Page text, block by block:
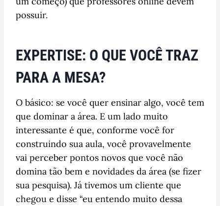
possuir.
EXPERTISE: O QUE VOCÊ TRAZ
PARA A MESA?
O básico: se você quer ensinar algo, você tem
que dominar a área. E um lado muito
interessante é que, conforme você for
construindo sua aula, você provavelmente
vai perceber pontos novos que você não
domina tão bem e novidades da área (se fizer
sua pesquisa). Já tivemos um cliente que
chegou e disse “eu entendo muito dessa